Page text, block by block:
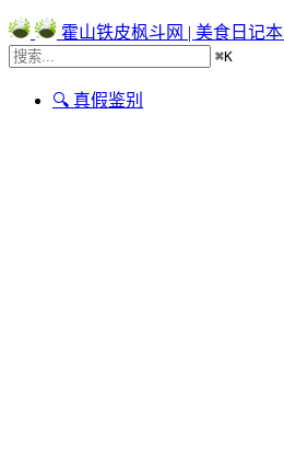
霍山铁皮枫斗网 | 美食日记本
⌘K
🔍 真假鉴别